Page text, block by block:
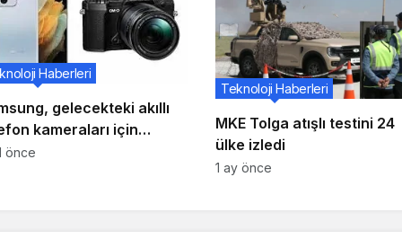
gelecekteki akıllı
kameraları için
ile ortak olacağına
Haberleri
önce
MKE Tolga atışlı testini 24
ülke izledi
Teknoloji Haberleri
1 ay önce